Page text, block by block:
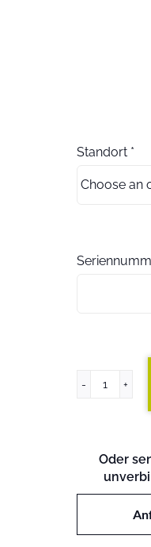
Standort *
ProLiant
Oder